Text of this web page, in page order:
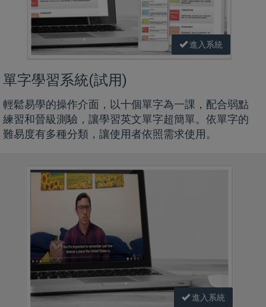
進入系統
單字學習系統(試用)
輕鬆易學的操作介面，以十個單字為一課，配合弱點
練習和晉級測驗，讓學習英文單字超簡單。依單字的
難易度有多種分類，讓使用者依照需求使用。
進入系統